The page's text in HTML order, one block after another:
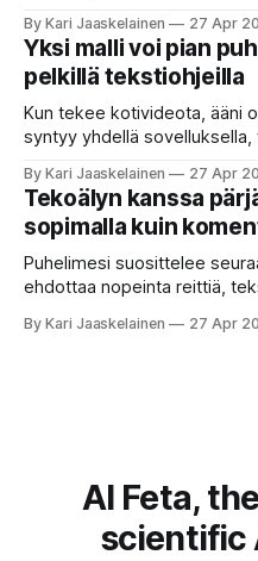
että kysyt työpaikan chat-
kokouspäiväkirjassa
selaa arkistoja ja poimii
etätyö tarkoittaa. Teksti on
By Kari Jaaskelainen 27 Apr
Yksi malli voi pian
pelkillä tekstiohjeilla
Kun tekee kotivideota, ääni
syntyy yhdellä
erilaisia komentoja, eikä
toistensa kanssa.
Vuosia on ajateltu, että näin
on sanoja ja lauseita – hyvin
By Kari Jaaskelainen 27 Apr
Tekoälyn kanssa
sopimalla kuin
Puhelimesi suosittelee
ehdottaa nopeinta reittiä,
tottelee sinua sokeasti.
By Kari Jaaskelainen 27 Apr
AI Feta,
scientific